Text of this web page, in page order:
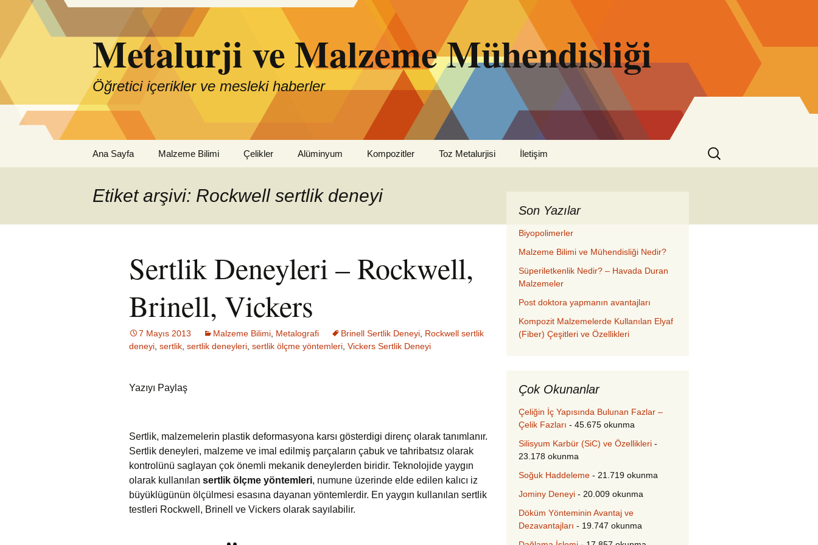
Metalurji ve Malzeme Mühendisliği
Öğretici içerikler ve mesleki haberler
Ana Sayfa Malzeme Bilimi Çelikler Alüminyum Kompozitler Toz Metalurjisi İletişim
Arama:
Etiket arşivi: Rockwell sertlik deneyi
Sertlik Deneyleri – Rockwell,
Brinell, Vickers
7 Mayıs 2013 Malzeme Bilimi Metalografi Brinell Sertlik Deneyi Rockwell sertlik
deneyi sertlik sertlik deneyleri sertlik ölçme yöntemleri Vickers Sertlik Deneyi
Yazıyı Paylaş
Sertlik, malzemelerin plastik deformasyona karsı gösterdigi direnç olarak tanımlanır.
Sertlik deneyleri, malzeme ve imal edilmiş parçaların çabuk ve tahribatsız olarak
kontrolünü saglayan çok önemli mekanik deneylerden biridir. Teknolojide yaygın
olarak kullanılan sertlik ölçme yöntemleri, numune üzerinde elde edilen kalıcı iz
büyüklügünün ölçülmesi esasına dayanan yöntemlerdir. En yaygın kullanılan sertlik
testleri Rockwell, Brinell ve Vickers olarak sayılabilir.
Son Yazılar
Biyopolimerler
Malzeme Bilimi ve Mühendisliği Nedir?
Süperiletkenlik Nedir? – Havada Duran
Malzemeler
Post doktora yapmanın avantajları
Kompozit Malzemelerde Kullanılan Elyaf
(Fiber) Çeşitleri ve Özellikleri
Çok Okunanlar
Çeliğin İç Yapısında Bulunan Fazlar –
Çelik Fazları - 45.675 okunma
Silisyum Karbür (SiC) ve Özellikleri -
23.178 okunma
Soğuk Haddeleme - 21.719 okunma
Jominy Deneyi - 20.009 okunma
Döküm Yönteminin Avantaj ve
Dezavantajları - 19.747 okunma